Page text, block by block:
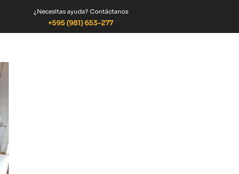
¿Necesitas ayuda? Contáctanos
+595 (981) 653-277